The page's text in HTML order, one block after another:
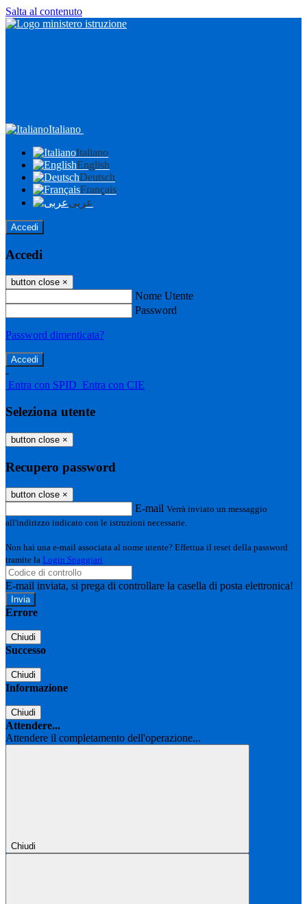
Salta al contenuto
Italiano
Italiano
English
Deutsch
Français
عربى
Accedi
Accedi
button close ×
Nome Utente
Password
Password dimenticata?
-
Entra con SPID Entra con CIE
Seleziona utente
button close ×
Recupero password
button close ×
E-mail Verrà inviato un messaggio
all'indirizzo indicato con le istruzioni necessarie.
Non hai una e-mail associata al nome utente? Effettua il reset della password
tramite la Login Spaggiari
E-mail inviata, si prega di controllare la casella di posta elettronica!
Errore
Chiudi
Successo
Chiudi
Informazione
Chiudi
Attendere...
Attendere il completamento dell'operazione...
Chiudi